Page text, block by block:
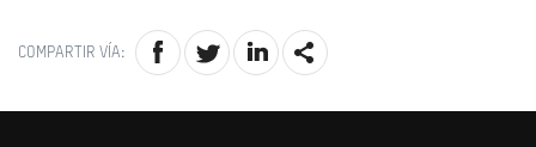
COMPARTIR VÍA: